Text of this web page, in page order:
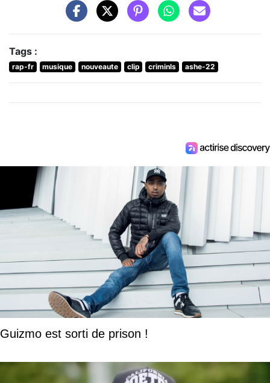
Tags :
rap-fr musique nouveaute clip criminls ashe-22
Guizmo est sorti de prison !